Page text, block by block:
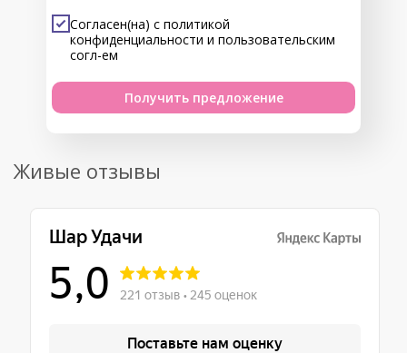
Согласен(на) с политикой
конфиденциальности и пользовательским
согл-ем
Получить предложение
Живые отзывы